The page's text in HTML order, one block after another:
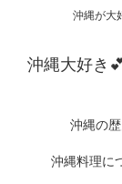
沖縄が大
沖縄大好き
沖縄の歴
沖縄料理に